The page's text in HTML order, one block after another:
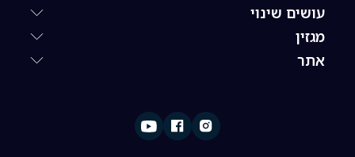
עושים שינוי
מגזין
אתר